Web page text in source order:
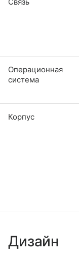
Связь
Операционная
система
Корпус
Дизайн